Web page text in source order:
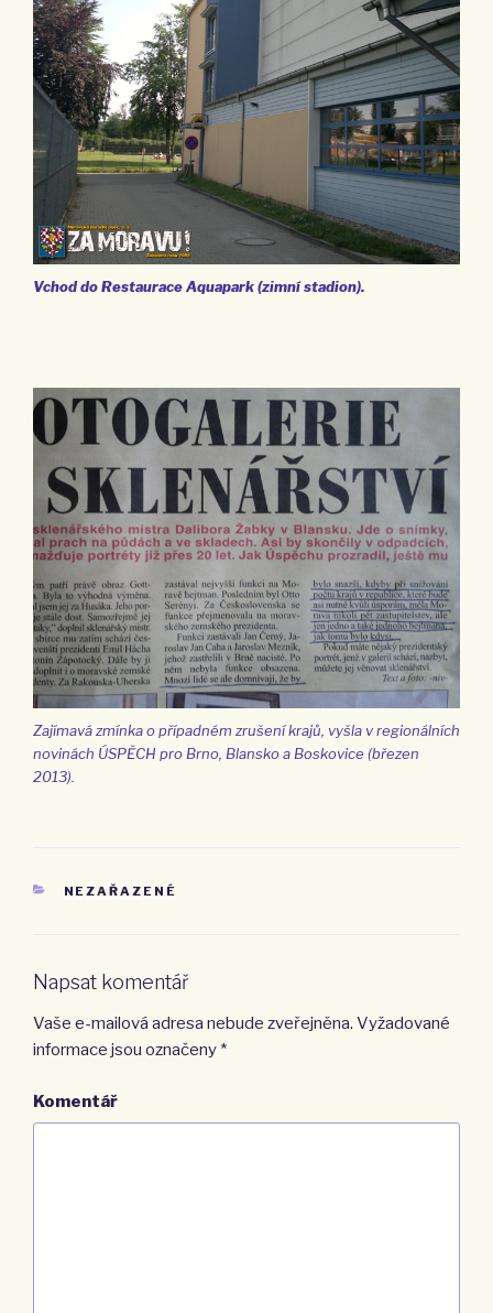
Vchod do Restaurace Aquapark (zimní stadion).
Zajímavá zmínka o případném zrušení krajů, vyšla v regionálních
novinách ÚSPĚCH pro Brno, Blansko a Boskovice (březen
2013).
RUBRIKY
NEZAŘAZENÉ
Napsat komentář
Vaše e-mailová adresa nebude zveřejněna. Vyžadované
informace jsou označeny *
Komentář